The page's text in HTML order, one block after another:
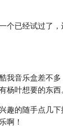
个已经试过了
我音乐盒差不
杨叶想要的东西
趣的随手点几下
啊！